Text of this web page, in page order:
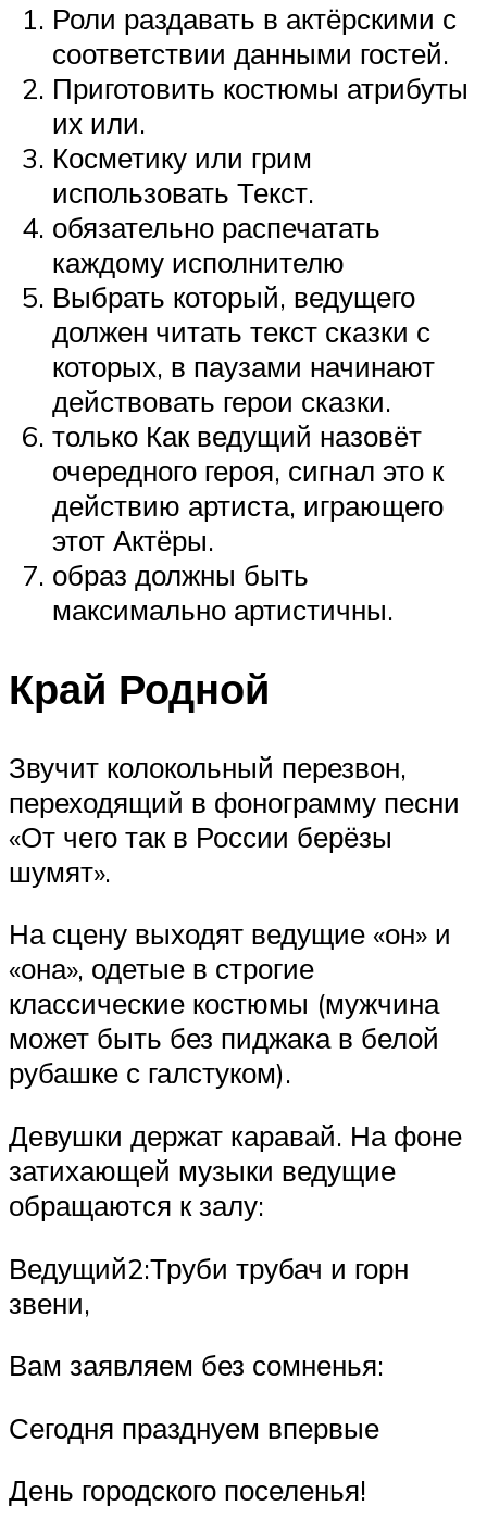
Роли раздавать в актёрскими с
соответствии данными гостей.
Приготовить костюмы атрибуты
их или.
Косметику или грим
использовать Текст.
обязательно распечатать
каждому исполнителю
Выбрать который, ведущего
должен читать текст сказки с
которых, в паузами начинают
действовать герои сказки.
только Как ведущий назовёт
очередного героя, сигнал это к
действию артиста, играющего
этот Актёры.
образ должны быть
максимально артистичны.
Край Родной
Звучит колокольный перезвон,
переходящий в фонограмму песни
«От чего так в России берёзы
шумят».
На сцену выходят ведущие «он» и
«она», одетые в строгие
классические костюмы (мужчина
может быть без пиджака в белой
рубашке с галстуком).
Девушки держат каравай. На фоне
затихающей музыки ведущие
обращаются к залу:
Ведущий2:Труби трубач и горн
звени,
Вам заявляем без сомненья:
Сегодня празднуем впервые
День городского поселенья!